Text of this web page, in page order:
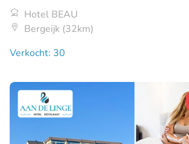
Hotel BEAU
Bergeijk (32km)
Verkocht: 30